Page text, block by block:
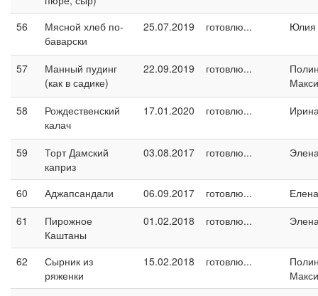
56
Мясной хлеб по-
баварски
25.07.2019 готовлю... Юлия
57
Манный пудинг
(как в садике)
22.09.2019 готовлю...
58
Рождественский
калач
17.01.2020 готовлю...
59
Торт Дамский
каприз
03.08.2017 готовлю...
60 Аджапсандали 06.09.2017 готовлю...
Елена
61
Пирожное
Каштаны
01.02.2018 готовлю...
62
Сырник из
ряженки
15.02.2018 готовлю...